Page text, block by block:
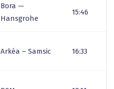
Bora —
Hansgrohe
15:46
Arkéa – Samsic 16:33